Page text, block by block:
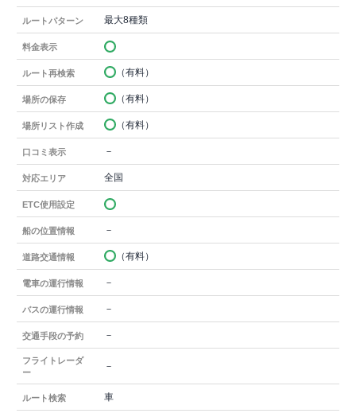
ルートパターン 最大8種類
料金表示
ルート再検索 （有料）
場所の保存 （有料）
場所リスト作成 （有料）
口コミ表示 －
対応エリア 全国
ETC使用設定
船の位置情報 －
道路交通情報 （有料）
電車の運行情報 －
バスの運行情報 －
交通手段の予約 －
フライトレーダ
ー
－
ルート検索 車